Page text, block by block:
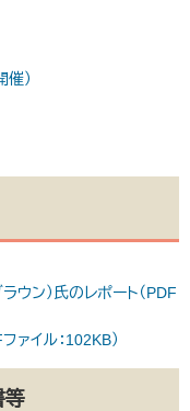
）
ン）氏のレポート（PDF
ァイル：102KB）
等